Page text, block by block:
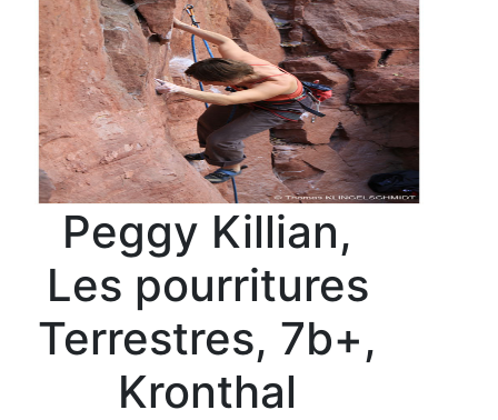
Peggy Killian,
Les pourritures
Terrestres, 7b+,
Kronthal